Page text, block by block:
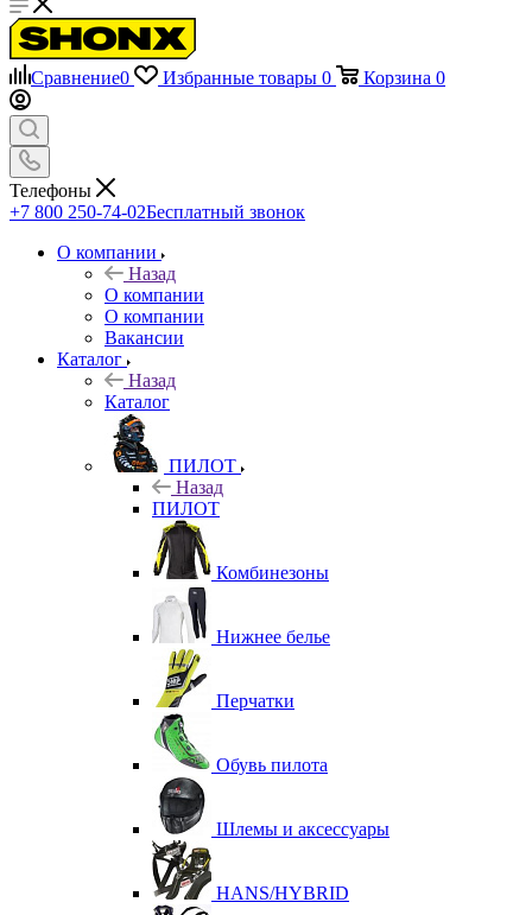
Сравнение0 Избранные товары 0 Корзина 0
Телефоны
+7 800 250-74-02Бесплатный звонок
О компании
Назад
О компании
О компании
Вакансии
Каталог
Назад
Каталог
ПИЛОТ
Назад
ПИЛОТ
Комбинезоны
Нижнее белье
Перчатки
Обувь пилота
Шлемы и аксессуары
HANS/HYBRID